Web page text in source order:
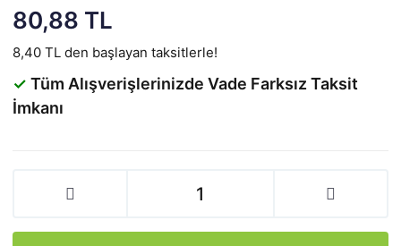
80,88 TL
8,40 TL den başlayan taksitlerle!
✓ Tüm Alışverişlerinizde Vade Farksız Taksit
İmkanı